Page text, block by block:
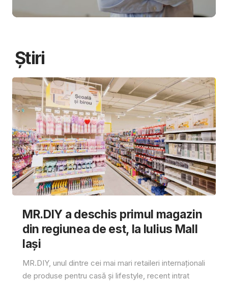
Știri
MR.DIY a deschis primul magazin
din regiunea de est, la Iulius Mall
Iași
MR.DIY, unul dintre cei mai mari retaileri internaționali
de produse pentru casă și lifestyle, recent intrat